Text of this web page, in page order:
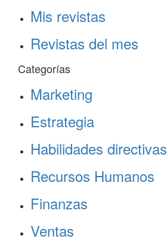
Mis revistas
Revistas del mes
Categorías
Marketing
Estrategia
Habilidades directivas
Recursos Humanos
Finanzas
Ventas